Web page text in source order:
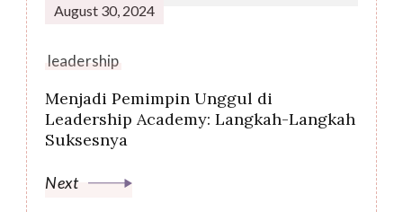
August 30, 2024
leadership
Menjadi Pemimpin Unggul di
Leadership Academy: Langkah-Langkah
Suksesnya
Next